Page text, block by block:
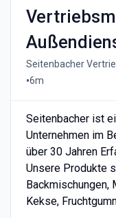
Seitenbacher
•6m
Seitenbacher ist
Unternehmen im
über 30 Jahren
Unsere Produkte
Backmischungen,
Kekse,